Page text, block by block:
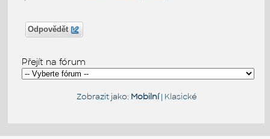
Odpovědět
Přejít na fórum
Zobrazit jako: Mobilní| Klasické